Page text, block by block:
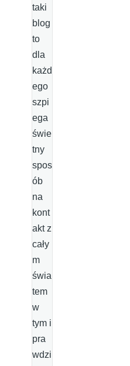
taki
blog
to
dla
każd
ego
szpi
ega
świe
tny
spos
ób
na
kont
akt z
cały
m
świa
tem
w
tym i
pra
wdzi